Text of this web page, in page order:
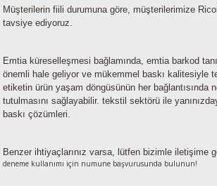
Müşterilerin fiili durumuna göre, müşterilerimize
tavsiye ediyoruz.
Emtia küreselleşmesi bağlamında, emtia barkod
önemli hale geliyor ve mükemmel baskı kalitesiyle
etiketin ürün yaşam döngüsünün her bağlantısında
tutulmasını sağlayabilir. tekstil sektörü ile
baskı çözümleri.
Benzer ihtiyaçlarınız varsa, lütfen bizimle iletişime
deneme kullanımı için numune başvurusunda bulunun!